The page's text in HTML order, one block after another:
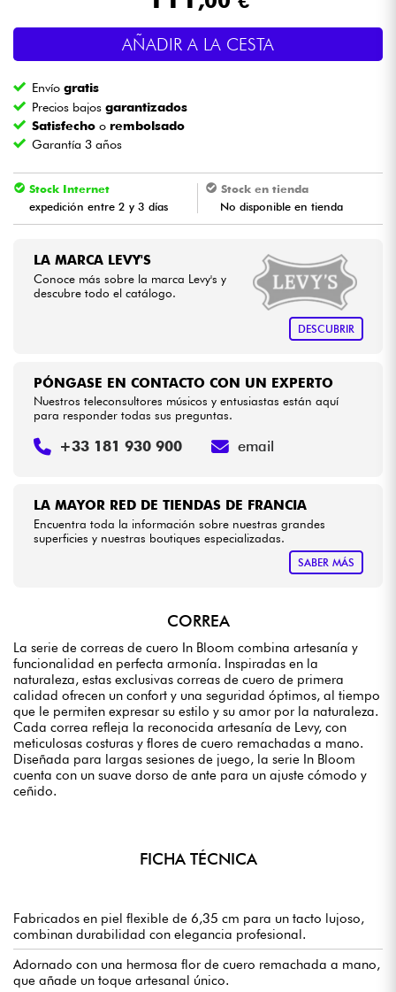
Batería y percusión
Vientos
Violines y cuarteto
Niños
HiFi
Ver nuestras marcas
AÑADIR A LA CESTA
Envíogratis
Precios bajosgarantizados
Satisfecho o rembolsado
Garantía 3 años
Stock Internet
expedición entre 2 y 3 días
Stock en tienda
No disponible en tienda
LA MARCA LEVY'S
Conoce más sobre la marca Levy's y
descubre todo el catálogo.
DESCUBRIR
LA MAYOR RED DE TIENDAS DE FRANCIA
Encuentra toda la información sobre nuestras grandes
superficies y nuestras boutiques especializadas.
SABER MÁS
PÓNGASE EN CONTACTO CON UN EXPERTO
Nuestros teleconsultores músicos y entusiastas están aquí
para responder todas sus preguntas.
+33 181 930 900 email
CORREA
La serie de correas de cuero In Bloom combina artesanía y
funcionalidad en perfecta armonía. Inspiradas en la
naturaleza, estas exclusivas correas de cuero de primera
calidad ofrecen un confort y una seguridad óptimos, al tiempo
que le permiten expresar su estilo y su amor por la naturaleza.
Cada correa refleja la reconocida artesanía de Levy, con
meticulosas costuras y flores de cuero remachadas a mano.
Diseñada para largas sesiones de juego, la serie In Bloom
cuenta con un suave dorso de ante para un ajuste cómodo y
ceñido.
FICHA TÉCNICA
Fabricados en piel flexible de 6,35 cm para un tacto lujoso,
combinan durabilidad con elegancia profesional.
Adornado con una hermosa flor de cuero remachada a mano,
que añade un toque artesanal único.